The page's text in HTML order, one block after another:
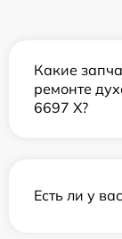
Какие
ремонте
6697 X?
Есть ли у